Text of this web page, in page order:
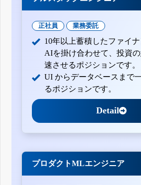
正社員 業務委託
10年以上蓄積したファイ
AIを掛け合わせて、投資
速させるポジションです。
UI からデータベースまで
るポジションです。
Detail
プロダクトMLエンジニア